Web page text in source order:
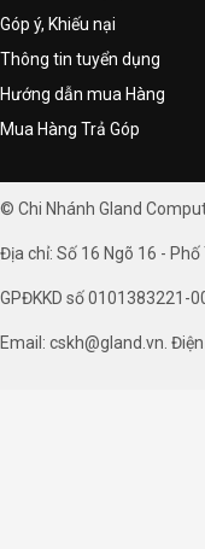
Góp ý, Khiếu nại
Thông tin tuyển dụng
Hướng dẫn mua Hàng
Mua Hàng Trả Góp
© Chi Nhánh Gland
Địa chỉ: Số 16 Ngõ 16 -
GPĐKKD số 0101383221-
Email: cskh@gland.vn.